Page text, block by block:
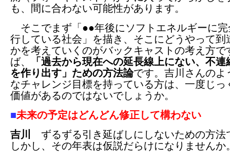
も、間に合わない可能性があります。
そこでまず「●●年後にソフトエネルギーに完
行している社会」を描き、そこにどうやって到
かを考えていくのがバックキャストの考え方で
ば、
「過去から現在への延長線上にない、不連
を作り出す」ための方法論です。吉川さんのよ
なチャレンジ目標を持っている方は、一度じっ
価値があるのではないでしょうか。
■未来の予定はどんどん修正して構わない
吉川
ずるずる引き延ばしにしないための方法
しかし、その年表は仮説だらけになりませんか